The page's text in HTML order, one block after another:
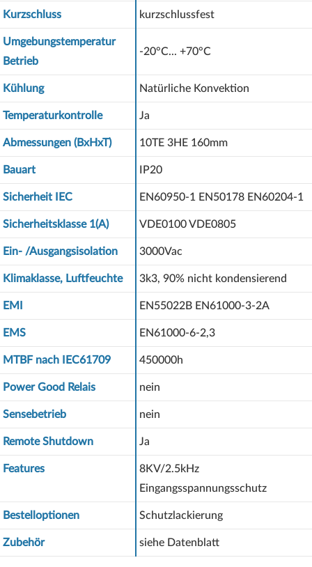
Kurzschluss kurzschlussfest
Umgebungstemperatur
Betrieb
-20°C... +70°C
Kühlung Natürliche Konvektion
Temperaturkontrolle Ja
Abmessungen (BxHxT) 10TE 3HE 160mm
Bauart IP20
Sicherheit IEC EN60950-1 EN50178 EN60204-1
Sicherheitsklasse 1(A) VDE0100 VDE0805
Ein- /Ausgangsisolation 3000Vac
Klimaklasse, Luftfeuchte 3k3, 90% nicht kondensierend
EMI EN55022B EN61000-3-2A
EMS EN61000-6-2,3
MTBF nach IEC61709 450000h
Power Good Relais nein
Sensebetrieb nein
Remote Shutdown Ja
Features
8KV/2.5kHz
Eingangsspannungsschutz
Bestelloptionen Schutzlackierung
Zubehör siehe Datenblatt